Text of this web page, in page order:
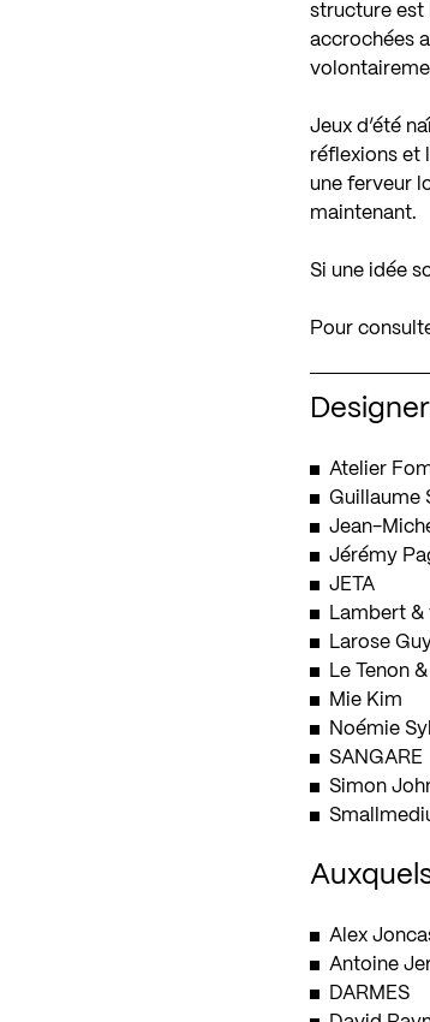
structure est
accrochées
Jeux d’été
réflexions et
une ferveur
maintenant.
Si une idée
Pour
Atelier
Guillaume
Jean-
Jérémy
JETA
Lambert &
Larose
Le Tenon
Mie Kim
Noémie
SANGARE
Simon
Alex
Antoine
DARMES